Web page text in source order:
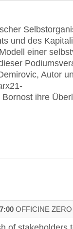
und des
einer
Autor
ihre
OFFICINE